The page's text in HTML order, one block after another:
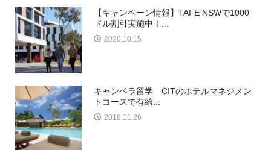
【キャンペーン情報】TAFE NSWで1000
ドル割引実施中！...
2020.10.15
キャンベラ留学 CITのホテルマネジメン
トコースで有給...
2018.11.26